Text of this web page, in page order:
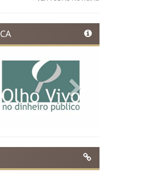
contagem regressiva para
do Evangélico 2026
VER TODAS NOTÍCIAS
Next